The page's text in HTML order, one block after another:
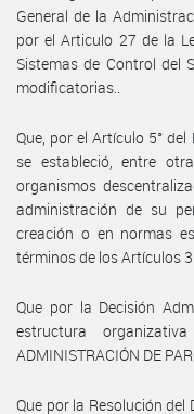
General de la
por el Articulo 27 de la
Sistemas de Control del
modificatorias..
Que, por el Artículo 5°
se estableció, entre
organismos
administración de su
creación o en normas
términos de los Artículos
Que por la Decisión
estructura
ADMINISTRACIÓN DE
Que por la Resolución